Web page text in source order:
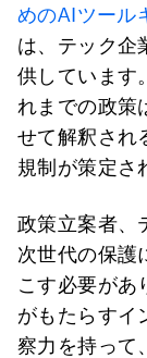
めのAIツール
は、テック企
供しています
れまでの政策
せて解釈され
規制が策定さ
政策立案者、
次世代の保護
こす必要があ
がもたらすイ
察力を持って